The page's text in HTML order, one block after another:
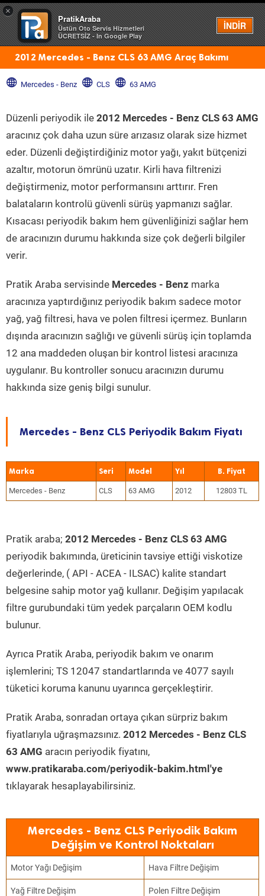
×
PratikAraba
Üstün Oto Servis Hizmetleri
ÜCRETSİZ - In Google Play
İNDİR
Menü
2012 Mercedes - Benz CLS 63 AMG Araç Bakımı
Mercedes - Benz CLS 63 AMG
Düzenli periyodik ile 2012 Mercedes - Benz CLS 63 AMG
aracınız çok daha uzun süre arızasız olarak size hizmet
eder. Düzenli değiştirdiğiniz motor yağı, yakıt bütçenizi
azaltır, motorun ömrünü uzatır. Kirli hava filtrenizi
değiştirmeniz, motor performansını arttırır. Fren
balataların kontrolü güvenli sürüş yapmanızı sağlar.
Kısacası periyodik bakım hem güvenliğinizi sağlar hem
de aracınızın durumu hakkında size çok değerli bilgiler
verir.
Pratik Araba servisinde Mercedes - Benz marka
aracınıza yaptırdığınız periyodik bakım sadece motor
yağ, yağ filtresi, hava ve polen filtresi içermez. Bunların
dışında aracınızın sağlığı ve güvenli sürüş için toplamda
12 ana maddeden oluşan bir kontrol listesi aracınıza
uygulanır. Bu kontroller sonucu aracınızın durumu
hakkında size geniş bilgi sunulur.
Mercedes - Benz CLS Periyodik Bakım Fiyatı
Marka Seri Model Yıl
Mercedes - Benz CLS 63 AMG 2012 12803 TL
Pratik araba; 2012 Mercedes - Benz CLS 63 AMG
periyodik bakımında, üreticinin tavsiye ettiği viskotize
değerlerinde, ( API - ACEA - ILSAC) kalite standart
belgesine sahip motor yağ kullanır. Değişim yapılacak
filtre gurubundaki tüm yedek parçaların OEM kodlu
bulunur.
Ayrıca Pratik Araba, periyodik bakım ve onarım
işlemlerini; TS 12047 standartlarında ve 4077 sayılı
tüketici koruma kanunu uyarınca gerçekleştirir.
Pratik Araba, sonradan ortaya çıkan sürpriz bakım
fiyatlarıyla uğraşmazsınız. 2012 Mercedes - Benz CLS
63 AMG aracın periyodik fiyatını,
www.pratikaraba.com/periyodik-bakim.html'ye
tıklayarak hesaplayabilirsiniz.
Mercedes - Benz CLS Periyodik Bakım
Değişim ve Kontrol Noktaları
Motor Yağı Değişim Hava Filtre Değişim
Yağ Filtre Değişim Polen Filtre Değişim